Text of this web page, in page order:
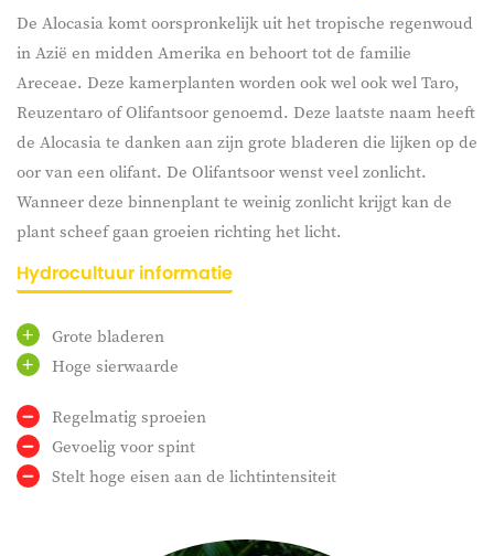
De Alocasiakomt oorspronkelijk uit het tropische regenwoud
in Azië en midden Amerika en behoort tot de familie
Areceae. Deze kamerplanten worden ook wel ook welTaro,
ReuzentaroofOlifantsoor genoemd. Deze laatste naam heeft
de Alocasia te danken aan zijn grote bladeren die lijken op de
oor van een olifant. De Olifantsoorwenst veel zonlicht.
Wanneer deze binnenplant te weinig zonlicht krijgt kan de
plant scheef gaan groeien richting het licht.
Hydrocultuur informatie
Grote bladeren
Hoge sierwaarde
Regelmatig sproeien
Gevoelig voor spint
Stelt hoge eisen aan de lichtintensiteit